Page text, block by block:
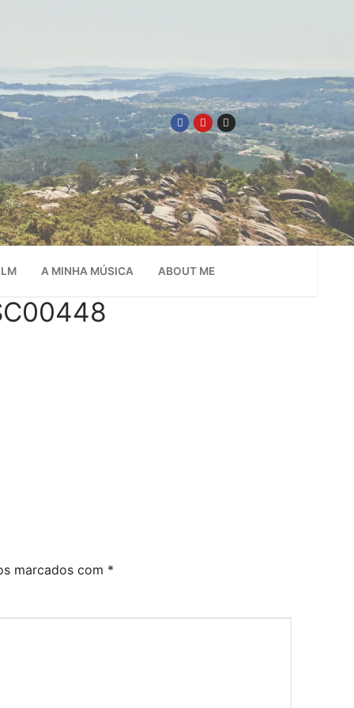
A MINHA MÚSICA ABOUT ME
marcados com *